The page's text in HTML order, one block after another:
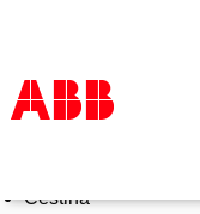
Products &
Čeština